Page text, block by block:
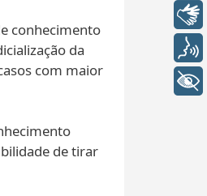
conhecimento
da
com maior
de tirar
+ Acessibilidade